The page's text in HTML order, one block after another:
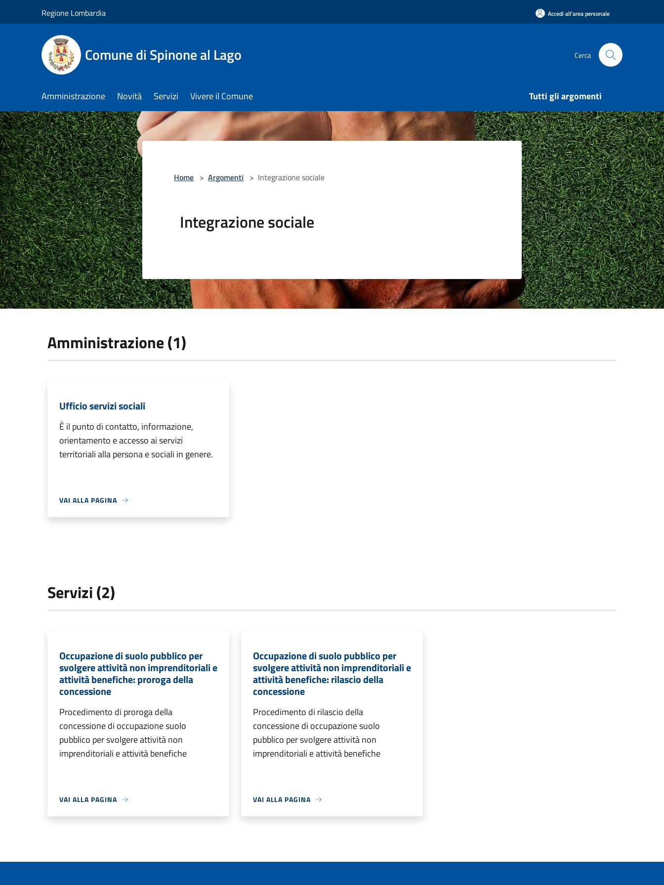
Regione Lombardia Accedi all'area personale
Comune di Spinone al Lago Cerca
Amministrazione Novità Servizi Vivere il Comune Tutti gli argomenti
Home > Argomenti > Integrazione sociale
Integrazione sociale
Amministrazione (1)
Ufficio servizi sociali
È il punto di contatto, informazione,
orientamento e accesso ai servizi
territoriali alla persona e sociali in genere.
VAI ALLA PAGINA
Servizi (2)
Occupazione di suolo pubblico per
svolgere attività non imprenditoriali e
attività benefiche: proroga della
concessione
Procedimento di proroga della
concessione di occupazione suolo
pubblico per svolgere attività non
imprenditoriali e attività benefiche
VAI ALLA PAGINA
Occupazione di suolo pubblico per
svolgere attività non imprenditoriali e
attività benefiche: rilascio della
concessione
Procedimento di rilascio della
concessione di occupazione suolo
pubblico per svolgere attività non
imprenditoriali e attività benefiche
VAI ALLA PAGINA